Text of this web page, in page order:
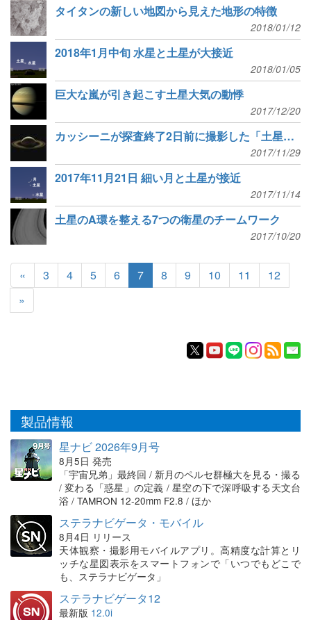
タイタンの新しい地図から見えた地形の特徴
2018/01/12
2018年1月中旬 水星と土星が大接近
2018/01/05
巨大な嵐が引き起こす土星大気の動悸
2017/12/20
カッシーニが探査終了2日前に撮影した「土星への別れ」
2017/11/29
2017年11月21日 細い月と土星が接近
2017/11/14
土星のA環を整える7つの衛星のチームワーク
2017/10/20
« 3 4 5 6 7 8 9 10 11
12
»
製品情報
星ナビ 2026年9月号
8月5日 発売
「宇宙兄弟」最終回 / 新月のペルセ群極大を見る・撮る
/ 変わる「惑星」の定義 / 星空の下で深呼吸する天文台
浴 / TAMRON 12-20mm F2.8 / ほか
ステラナビゲータ・モバイル
8月4日 リリース
天体観察・撮影用モバイルアプリ。高精度な計算とリ
ッチな星図表示をスマートフォンで「いつでもどこで
も、ステラナビゲータ」
ステラナビゲータ12
最新版 12.0i